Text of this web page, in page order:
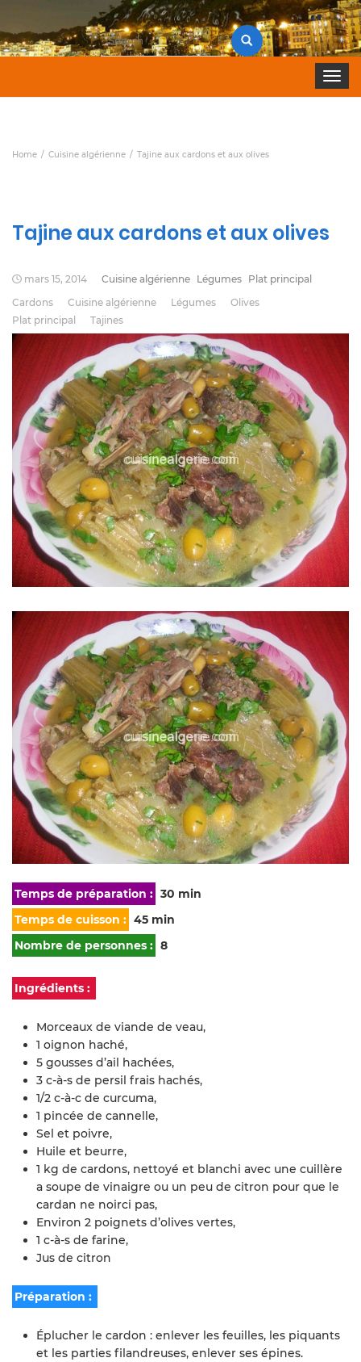
Search
for:
Toggle
Home Cuisine algérienne Tajine aux cardons et aux olives
Tajine aux cardons et aux olives
mars 15, 2014 Cuisine algérienne Légumes
Plat principal
Cardons
Cuisine algérienne Légumes
Olives
Plat principal
Tajines
Temps de préparation : 30 min
Temps de cuisson : 45 min
Nombre de personnes : 8
Ingrédients :
Morceaux de viande de veau,
1 oignon haché,
5 gousses d’ail hachées,
3 c-à-s de persil frais hachés,
1/2 c-à-c de curcuma,
1 pincée de cannelle,
Sel et poivre,
Huile et beurre,
1 kg de cardons, nettoyé et blanchi avec une cuillère
a soupe de vinaigre ou un peu de citron pour que le
cardan ne noirci pas,
Environ 2 poignets d’olives vertes,
1 c-à-s de farine,
Jus de citron
Préparation :
Éplucher le cardon : enlever les feuilles, les piquants
et les parties filandreuses, enlever ses épines.